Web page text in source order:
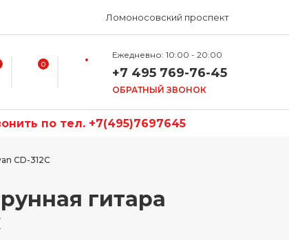
Ломоносовский проспект
0
Ежедневно: 10:00 - 20:00
+7 495 769-76-45
ОБРАТНЫЙ ЗВОНОК
по тел. +7(495)7697645
CD-312C
гитара